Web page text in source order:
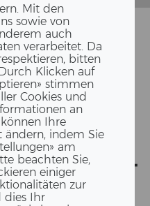
Mit den
sowie von
auch
verarbeitet. Da
bitten
Klicken auf
stimmen
Cookies und
an
Ihre
ändern, indem Sie
am
beachten Sie,
einiger
zur
dies Ihr
AM
ESSEN